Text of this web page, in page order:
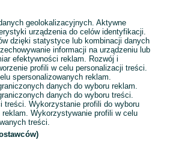
jest wymagane
Zapraszamy seniorów
🇺🇦 Запрошуємо людей з України
pracowników z Ukrainy)
2026
2 3
geolokalizacyjnych. Aktywne
urządzenia do celów identyfikacji.
dzięki statystyce lub kombinacji danych
informacji na urządzeniu lub
efektywności reklam. Rozwój i
profili w celu personalizacji treści.
spersonalizowanych reklam.
danych do wyboru reklam.
danych do wyboru treści.
treści. Wykorzystanie profili do wyboru
reklam. Wykorzystywanie profili w celu
treści.